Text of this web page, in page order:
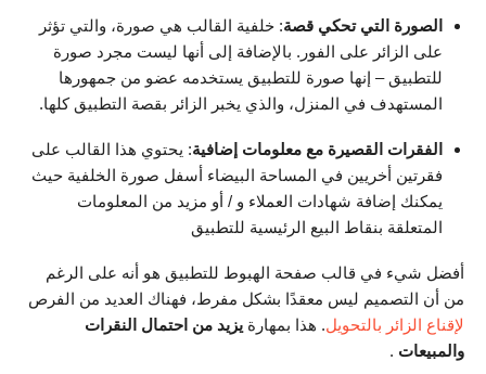
الصورة التي تحكي قصة: خلفية القالب هي صورة، والتي تؤثر
على الزائر على الفور. بالإضافة إلى أنها ليست مجرد صورة
للتطبيق – إنها صورة للتطبيق يستخدمه عضو من جمهورها
المستهدف في المنزل، والذي يخبر الزائر بقصة التطبيق كلها.
الفقرات القصيرة مع معلومات إضافية: يحتوي هذا القالب على
فقرتين أخريين في المساحة البيضاء أسفل صورة الخلفية حيث
يمكنك إضافة شهادات العملاء و / أو مزيد من المعلومات
المتعلقة بنقاط البيع الرئيسية للتطبيق
أفضل شيء في قالب صفحة الهبوط للتطبيق هو أنه على الرغم
من أن التصميم ليس معقدًا بشكل مفرط، فهناك العديد من الفرص
لإقناع الزائر بالتحويل. هذا بمهارة يزيد من احتمال النقرات
والمبيعات .